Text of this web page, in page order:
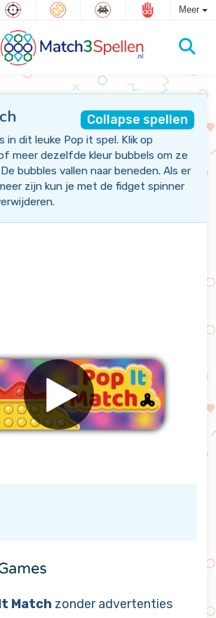
Meer
Collapse spellen
in dit leuke Pop it spel. Klik op
meer dezelfde kleur bubbels om ze
bubbles vallen naar beneden. Als er
zijn kun je met de fidget spinner
Match zonder advertenties